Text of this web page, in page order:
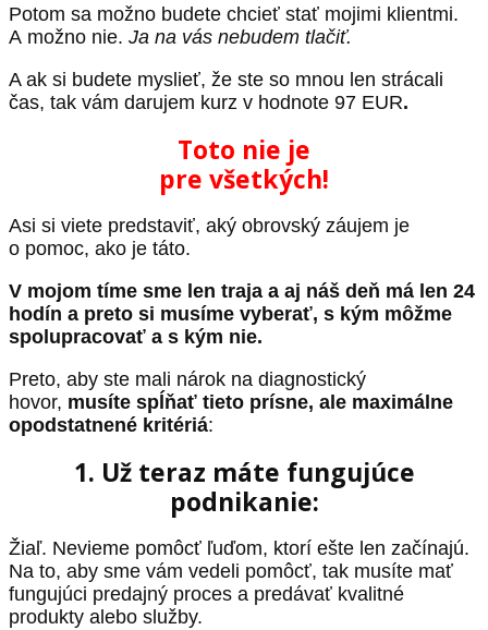
Potom sa možno budete chcieť stať mojimi klientmi.
A možno nie. Ja na vás nebudem tlačiť.
A ak si budete myslieť, že ste so mnou len strácali
čas, tak vám darujem kurz v hodnote 97 EUR.
Toto nie je
pre všetkých!
Asi si viete predstaviť, aký obrovský záujem je
o pomoc, ako je táto.
V mojom tíme sme len traja a aj náš deň má len 24
hodín a preto si musíme vyberať, s kým môžme
spolupracovať a s kým nie.
Preto, aby ste mali nárok na diagnostický
hovor, musíte spĺňať tieto prísne, ale maximálne
opodstatnené kritériá:
1. Už teraz máte fungujúce
podnikanie:
Žiaľ. Nevieme pomôcť ľuďom, ktorí ešte len začínajú.
Na to, aby sme vám vedeli pomôcť, tak musíte mať
fungujúci predajný proces a predávať kvalitné
produkty alebo služby.